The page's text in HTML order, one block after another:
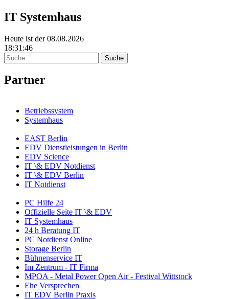
IT Systemhaus
Heute ist der 08.08.2026
18:31:46
Partner
Betriebssystem
Systemhaus
EAST Berlin
EDV Dienstleistungen in Berlin
EDV Science
IT \& EDV Notdienst
IT \& EDV Berlin
IT Notdienst
PC Hilfe 24
Offizielle Seite IT \& EDV
IT Systemhaus
24 h Beratung IT
PC Notdienst Online
Storage Berlin
Bühnenservice IT
Im Zentrum - IT Firma
MPOA - Metal Power Open Air - Festival Wittstock
Ehe Versprechen
IT EDV Berlin Praxis